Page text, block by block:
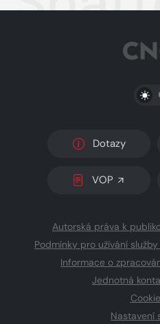
Dotazy
VOP
Autorská práva k
Podmínky pro užívání
Informace o
Jednotná
Nastavení